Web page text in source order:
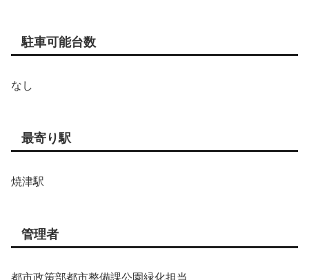
駐車可能台数
なし
最寄り駅
焼津駅
管理者